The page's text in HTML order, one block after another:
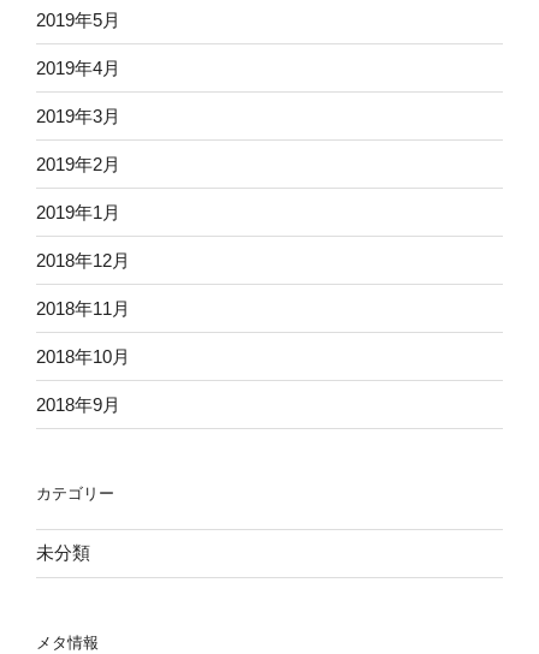
2019年5月
2019年4月
2019年3月
2019年2月
2019年1月
2018年12月
2018年11月
2018年10月
2018年9月
カテゴリー
未分類
メタ情報